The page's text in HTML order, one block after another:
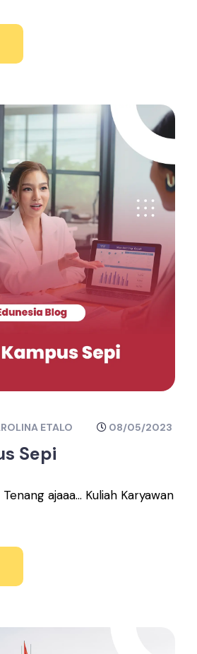
ETALO 08/05/2023
Sepi
ajaaa... Kuliah Karyawan